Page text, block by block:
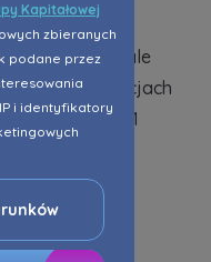
Kapitałowej
zbieranych
podane przez
i identyfikatory
o
nie wyrazić
”Nie akceptuję
i lokale
inwestycjach
obecni w 21